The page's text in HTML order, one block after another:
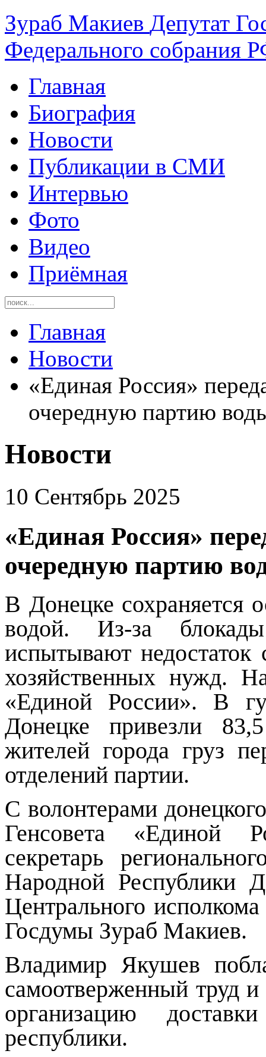
Зураб Макиев Депутат
Федерального собрания
Главная
Биография
Новости
Публикации в СМИ
Интервью
Фото
Видео
Приёмная
Главная
Новости
«Единая Россия»
очередную партию
Новости
10 Сентябрь 2025
«Единая Россия»
очередную партию
В Донецке сохраняется
водой. Из-за
испытывают
хозяйственных нужд.
«Единой России». В
Донецке привезли
жителей города груз
отделений партии.
С волонтерами
Генсовета «Единой
секретарь
Народной Республики
Центрального
Госдумы Зураб Макиев.
Владимир Якушев
самоотверженный труд
организацию
республики.